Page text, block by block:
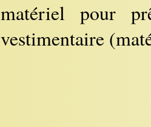
matériel pour
vestimentaire